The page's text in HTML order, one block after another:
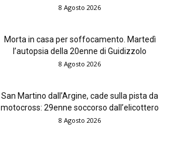
8 Agosto 2026
Morta in casa per soffocamento. Martedì
l’autopsia della 20enne di Guidizzolo
8 Agosto 2026
San Martino dall’Argine, cade sulla pista da
motocross: 29enne soccorso dall’elicottero
8 Agosto 2026